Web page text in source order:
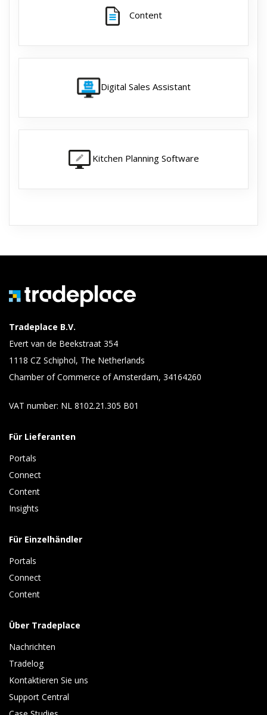
Content
Digital Sales Assistant
Kitchen Planning Software
Tradeplace B.V.
Evert van de Beekstraat 354
1118 CZ Schiphol, The Netherlands
Chamber of Commerce of Amsterdam, 34164260
VAT number: NL 8102.21.305 B01
Für Lieferanten
Portals
Connect
Content
Insights
Für Einzelhändler
Portals
Connect
Content
Über Tradeplace
Nachrichten
Tradelog
Kontaktieren Sie uns
Support Central